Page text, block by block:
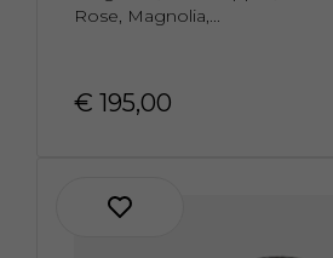
Rose, Magnolia,...
€ 195,00